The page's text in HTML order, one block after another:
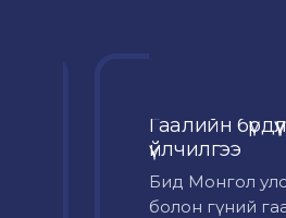
Гаалийн
үйлчилгээ
Бид Монгол
болон гүний